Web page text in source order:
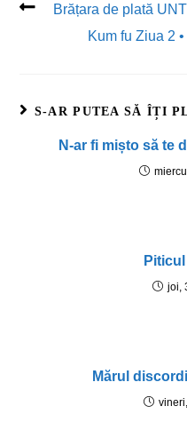
Brățara de plată
Kum fu Ziua 2
S-AR PUTEA SĂ ÎȚI
N-ar fi mișto să te
joi,
Mărul